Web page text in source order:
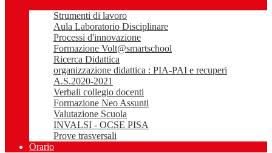
Strumenti di lavoro
Aula Laboratorio Disciplinare
Processi d'innovazione
Formazione Volt@smartschool
Ricerca Didattica
organizzazione didattica : PIA-PAI e recuperi
A.S.2020-2021
Verbali collegio docenti
Formazione Neo Assunti
Valutazione Scuola
INVALSI - OCSE PISA
Prove trasversali
Orario